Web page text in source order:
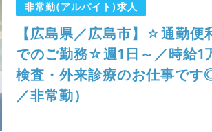
非常勤(アルバイト)求人
【広島県／広島市】☆通勤便
でのご勤務☆週1日～／時給1
検査・外来診療のお仕事で
／非常勤）